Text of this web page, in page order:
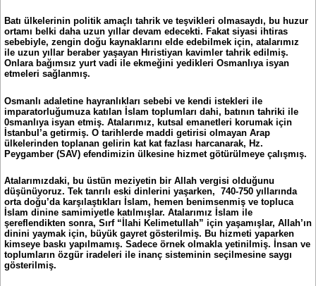
Batı ülkelerinin politik amaçlı tahrik ve teşvikleri olmasaydı, bu huzur
ortamı belki daha uzun yıllar devam edecekti. Fakat siyasi ihtiras
sebebiyle, zengin doğu kaynaklarını elde edebilmek için, atalarımız
ile uzun yıllar beraber yaşayan Hıristiyan kavimler tahrik edilmiş.
Onlara bağımsız yurt vadi ile ekmeğini yedikleri Osmanlıya isyan
etmeleri sağlanmış.
Osmanlı adaletine hayranlıkları sebebi ve kendi istekleri ile
imparatorluğumuza katılan İslam toplumları dahi, batının tahriki ile
0smanlıya isyan etmiş. Atalarımız, kutsal emanetleri korumak için
İstanbul’a getirmiş. O tarihlerde maddi getirisi olmayan Arap
ülkelerinden toplanan gelirin kat kat fazlası harcanarak, Hz.
Peygamber (SAV) efendimizin ülkesine hizmet götürülmeye çalışmış.
Atalarımızdaki, bu üstün meziyetin bir Allah vergisi olduğunu
düşünüyoruz. Tek tanrılı eski dinlerini yaşarken, 740-750 yıllarında
orta doğu’da karşılaştıkları İslam, hemen benimsenmiş ve topluca
İslam dinine samimiyetle katılmışlar. Atalarımız İslam ile
şereflendikten sonra, Sırf “İlahi Kelimetullah” için yaşamışlar, Allah’ın
dinini yaymak için, büyük gayret gösterilmiş. Bu hizmeti yaparken
kimseye baskı yapılmamış. Sadece örnek olmakla yetinilmiş. İnsan ve
toplumların özgür iradeleri ile inanç sisteminin seçilmesine saygı
gösterilmiş.